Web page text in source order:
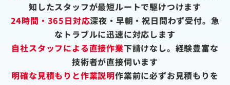
知したスタッフが最短ルートで駆けつけます
24時間・365日対応深夜・早朝・祝日問わず受付。急
なトラブルに迅速に対応します
自社スタッフによる直接作業下請けなし。経験豊富な
技術者が直接伺います
明確な見積もりと作業説明作業前に必ずお見積もりを